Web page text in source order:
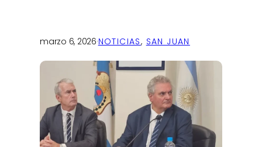
marzo 6, 2026·NOTICIAS, SAN JUAN